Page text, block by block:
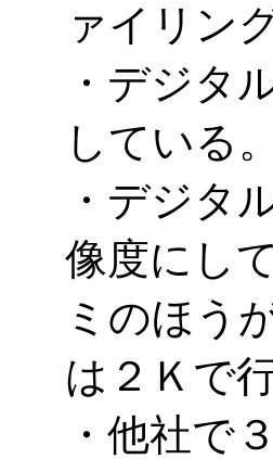
ァイリン
・デジタ
している。
・デジタ
像度にし
ミのほう
は２Ｋで
・他社で